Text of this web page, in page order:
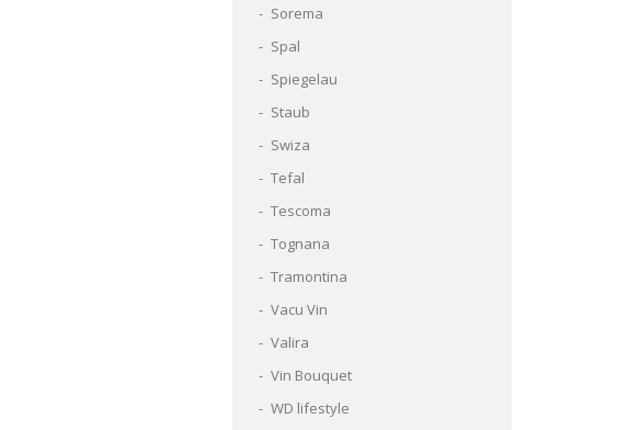
Sorema
Spal
Spiegelau
Staub
Swiza
Tefal
Tescoma
Tognana
Tramontina
Vacu Vin
Valira
Vin Bouquet
WD lifestyle